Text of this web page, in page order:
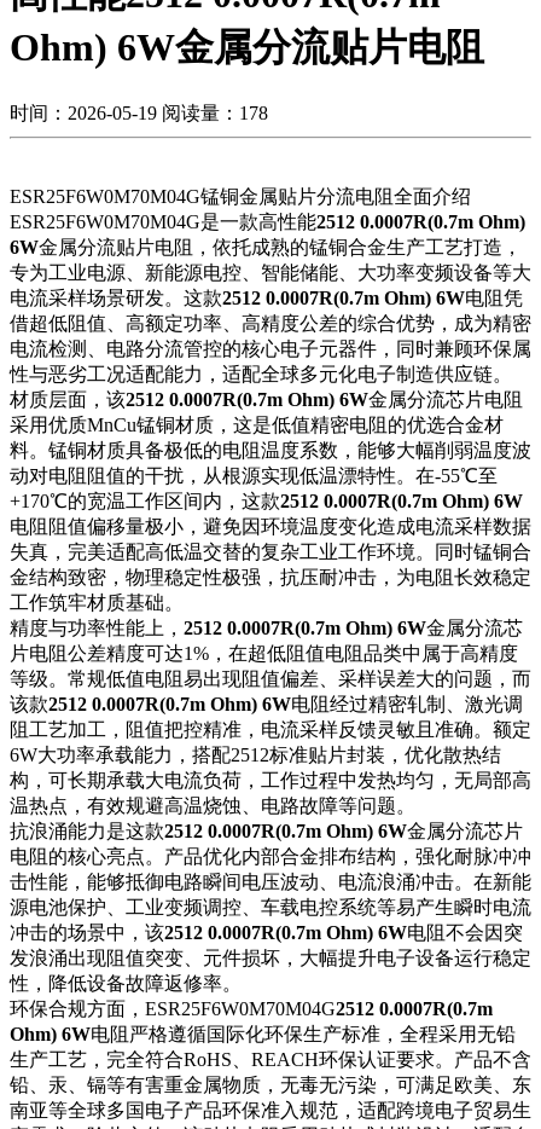
Ohm) 6W金属分流贴片电阻
时间：2026-05-19 阅读量：178
ESR25F6W0M70M04G锰铜金属贴片分流电阻全面介绍
ESR25F6W0M70M04G是一款高性能2512 0.0007R(0.7m Ohm)
6W金属分流贴片电阻，依托成熟的锰铜合金生产工艺打造，
专为工业电源、新能源电控、智能储能、大功率变频设备等大
电流采样场景研发。这款2512 0.0007R(0.7m Ohm) 6W电阻凭
借超低阻值、高额定功率、高精度公差的综合优势，成为精密
电流检测、电路分流管控的核心电子元器件，同时兼顾环保属
性与恶劣工况适配能力，适配全球多元化电子制造供应链。
材质层面，该2512 0.0007R(0.7m Ohm) 6W金属分流芯片电阻
采用优质MnCu锰铜材质，这是低值精密电阻的优选合金材
料。锰铜材质具备极低的电阻温度系数，能够大幅削弱温度波
动对电阻阻值的干扰，从根源实现低温漂特性。在-55℃至
+170℃的宽温工作区间内，这款2512 0.0007R(0.7m Ohm) 6W
电阻阻值偏移量极小，避免因环境温度变化造成电流采样数据
失真，完美适配高低温交替的复杂工业工作环境。同时锰铜合
金结构致密，物理稳定性极强，抗压耐冲击，为电阻长效稳定
工作筑牢材质基础。
精度与功率性能上， 2512 0.0007R(0.7m Ohm) 6W金属分流芯
片电阻公差精度可达1%，在超低阻值电阻品类中属于高精度
等级。常规低值电阻易出现阻值偏差、采样误差大的问题，而
该款2512 0.0007R(0.7m Ohm) 6W电阻经过精密轧制、激光调
阻工艺加工，阻值把控精准，电流采样反馈灵敏且准确。额定
6W大功率承载能力，搭配2512标准贴片封装，优化散热结
构，可长期承载大电流负荷，工作过程中发热均匀，无局部高
温热点，有效规避高温烧蚀、电路故障等问题。
抗浪涌能力是这款2512 0.0007R(0.7m Ohm) 6W金属分流芯片
电阻的核心亮点。产品优化内部合金排布结构，强化耐脉冲冲
击性能，能够抵御电路瞬间电压波动、电流浪涌冲击。在新能
源电池保护、工业变频调控、车载电控系统等易产生瞬时电流
冲击的场景中，该2512 0.0007R(0.7m Ohm) 6W电阻不会因突
发浪涌出现阻值突变、元件损坏，大幅提升电子设备运行稳定
性，降低设备故障返修率。
环保合规方面，ESR25F6W0M70M04G2512 0.0007R(0.7m
Ohm) 6W电阻严格遵循国际化环保生产标准，全程采用无铅
生产工艺，完全符合RoHS、REACH环保认证要求。产品不含
铅、汞、镉等有害重金属物质，无毒无污染，可满足欧美、东
南亚等全球多国电子产品环保准入规范，适配跨境电子贸易生